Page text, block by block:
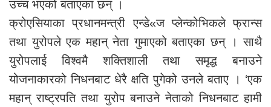
उच्च भएको बताएका छन् ।
क्रोएसियाका प्रधानमन्त्री एन्डे«ज प्लेन्कोभिकले फ्रान्स
तथा युरोपले एक महान् नेता गुमाएको बताएका छन् । साथै
युरोपलाई विश्वमै शक्तिशाली तथा समृद्ध बनाउने
योजनाकारको निधनबाट धेरै क्षति पुगेको उनले बताए । ‘एक
महान् राष्ट्रपति तथा युरोप बनाउने नेताको निधनबाट हामी